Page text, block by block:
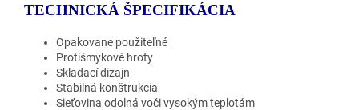
TECHNICKÁ ŠPECIFIKÁCIA
Opakovane použiteľné
Protišmykové hroty
Skladací dizajn
Stabilná konštrukcia
Sieťovina odolná voči vysokým teplotám